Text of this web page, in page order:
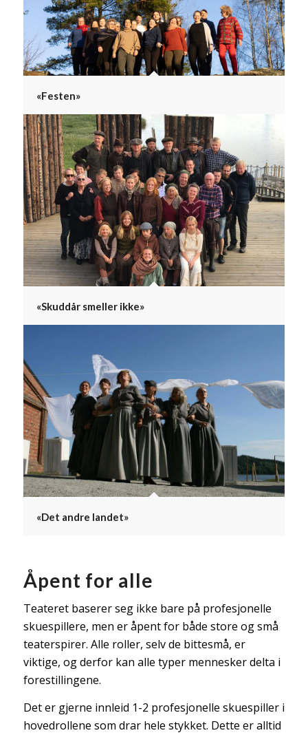
«Festen»
«Skuddår smeller ikke»
«Det andre landet»
Åpent for alle
Teateret baserer seg ikke bare på profesjonelle
skuespillere, men er åpent for både store og små
teaterspirer. Alle roller, selv de bittesmå, er
viktige, og derfor kan alle typer mennesker delta i
forestillingene.
Det er gjerne innleid 1-2 profesjonelle skuespiller i
hovedrollene som drar hele stykket. Dette er alltid